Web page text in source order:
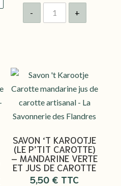
-
quantité
Savon
d'Avoine
et
Amande
+
SAVON ‘T KAROOTJE
(LE P’TIT CAROTTE)
– MANDARINE VERTE
ET JUS DE CAROTTE
5,50 €